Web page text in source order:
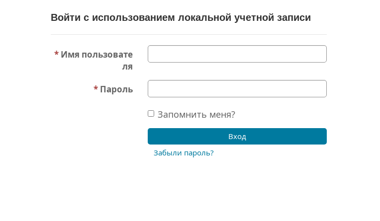
Войти с использованием локальной учетной записи
Имя пользовате
ля
Пароль
Запомнить меня?
Вход
Забыли пароль?